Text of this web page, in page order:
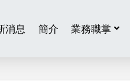
消息 簡介 業務職掌